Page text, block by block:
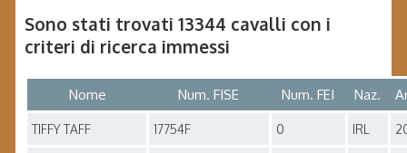
Sono stati trovati 13344 cavalli con i
criteri di ricerca immessi
Nome Num. FISE Num. FEI Naz.
TIFFY TAFF 17754F 0 IRL